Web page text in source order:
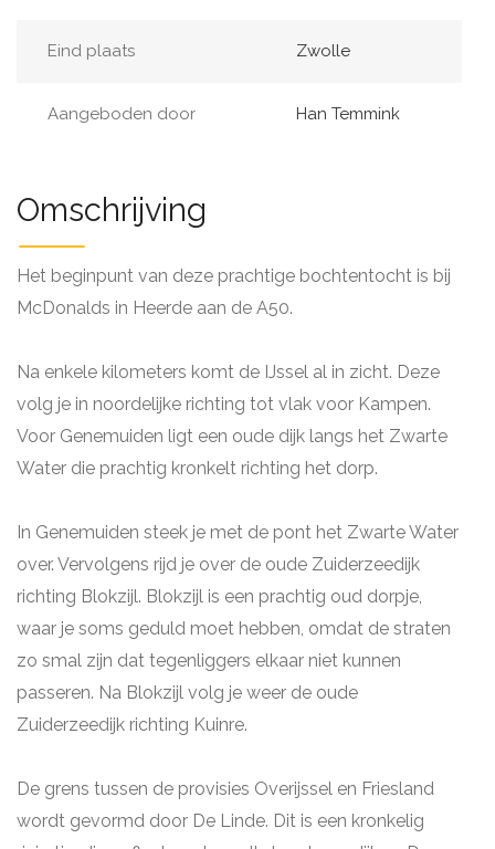
Eind plaats Zwolle
Aangeboden door Han Temmink
Omschrijving
Het beginpunt van deze prachtige bochtentocht is bij
McDonalds in Heerde aan de A50.
Na enkele kilometers komt de IJssel al in zicht. Deze
volg je in noordelijke richting tot vlak voor Kampen.
Voor Genemuiden ligt een oude dijk langs het Zwarte
Water die prachtig kronkelt richting het dorp.
In Genemuiden steek je met de pont het Zwarte Water
over. Vervolgens rijd je over de oude Zuiderzeedijk
richting Blokzijl. Blokzijl is een prachtig oud dorpje,
waar je soms geduld moet hebben, omdat de straten
zo smal zijn dat tegenliggers elkaar niet kunnen
passeren. Na Blokzijl volg je weer de oude
Zuiderzeedijk richting Kuinre.
De grens tussen de provisies Overijssel en Friesland
wordt gevormd door De Linde. Dit is een kronkelig